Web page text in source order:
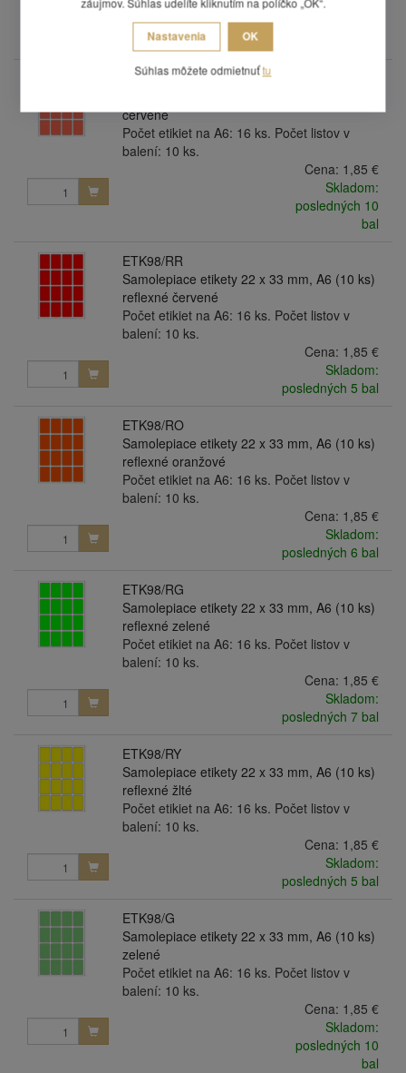
Cena:
ETK98/R
červené
Počet etikiet na A6: 16 ks. Počet listov v
balení: 10 ks.
Cena: 1,85 €
Skladom:
posledných 10
bal
ETK98/RR
Samolepiace etikety 22 x 33 mm, A6 (10 ks)
reflexné červené
Počet etikiet na A6: 16 ks. Počet listov v
balení: 10 ks.
Cena: 1,85 €
Skladom:
posledných 5 bal
ETK98/RO
Samolepiace etikety 22 x 33 mm, A6 (10 ks)
reflexné oranžové
Počet etikiet na A6: 16 ks. Počet listov v
balení: 10 ks.
Cena: 1,85 €
Skladom:
posledných 6 bal
ETK98/RG
Samolepiace etikety 22 x 33 mm, A6 (10 ks)
reflexné zelené
Počet etikiet na A6: 16 ks. Počet listov v
balení: 10 ks.
Cena: 1,85 €
Skladom:
posledných 7 bal
ETK98/RY
Samolepiace etikety 22 x 33 mm, A6 (10 ks)
reflexné žlté
Počet etikiet na A6: 16 ks. Počet listov v
balení: 10 ks.
Cena: 1,85 €
Skladom:
posledných 5 bal
ETK98/G
Samolepiace etikety 22 x 33 mm, A6 (10 ks)
zelené
Počet etikiet na A6: 16 ks. Počet listov v
balení: 10 ks.
Cena: 1,85 €
Skladom:
posledných 10
bal
Nastavenia OK
Súhlas môžete odmietnuťtu